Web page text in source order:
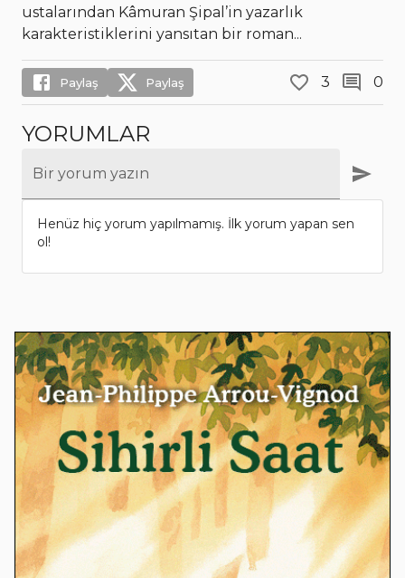
ustalarından Kâmuran Şipal’in yazarlık
karakteristiklerini yansıtan bir roman...
Paylaş Paylaş 3 0
YORUMLAR
Bir yorum yazın
Henüz hiç yorum yapılmamış. İlk yorum yapan sen
ol!